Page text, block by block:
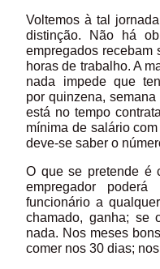
Voltemos à tal
distinção. Não há
empregados recebam
horas de trabalho. A
nada impede que
por quinzena,
está no tempo
mínima de salário
deve-se saber o
O que se pretende é
empregador
funcionário a
chamado, ganha; se
nada. Nos meses
comer nos 30 dias;